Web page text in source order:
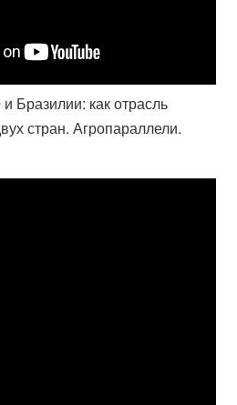
Бразилии: как отрасль
стран. Агропараллели.